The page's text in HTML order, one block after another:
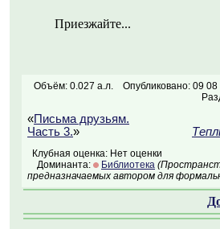
Приезжайте...
Объём: 0.027 а.л.
Опубликовано: 09 08
«Письма друзьям.
Часть 3.»
Клубная оценка: Нет оценки
Доминанта:
Библиотека
предназначаемых автором для